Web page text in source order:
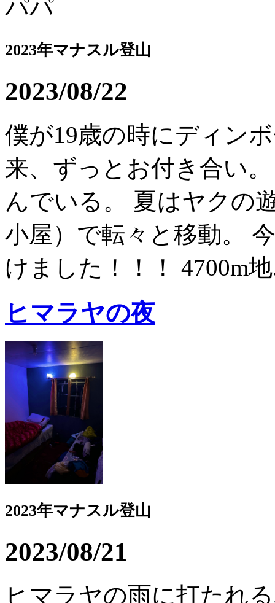
2023年マナスル登山
2023/08/22
僕が19歳の時にディン
来、ずっとお付き合い
んでいる。 夏はヤクの
小屋）で転々と移動。
けました！！！ 4700m
ヒマラヤの夜
2023年マナスル登山
2023/08/21
ヒマラヤの雨に打たれ